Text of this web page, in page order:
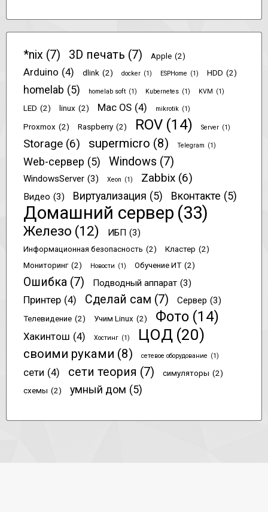
*nix (7) 3D печать (7) Apple (2)
Arduino (4) dlink (2) docker (1) ESPHome (1) HDD (2)
homelab (5) homelab soft (1) Kubernetes (1) KVM (1)
LED (2) linux (2) Mac OS (4) mikrotik (1)
Proxmox (2) Raspberry (2) ROV (14) Server (1)
Storage (6) supermicro (8) Telegram (1)
Web-сервер (5) Windows (7)
WindowsServer (3) Xeon (1) Zabbix (6)
Видео (3) Виртуализация (5) Вконтакте (5)
Домашний сервер (33)
Железо (12) ИБП (3)
Информационная безопасность (2) Кластер (2)
Мониторинг (2) Новости (1) Обучение ИТ (2)
Ошибка (7) Подводный аппарат (3)
Принтер (4) Сделай сам (7) Сервер (3)
Телевидение (2) Учим Linux (2) Фото (14)
Хакинтош (4) Хостинг (1) ЦОД (20)
своими руками (8) сетевое оборудование (1)
сети (4) сети теория (7) симуляторы (2)
схемы (2) умный дом (5)